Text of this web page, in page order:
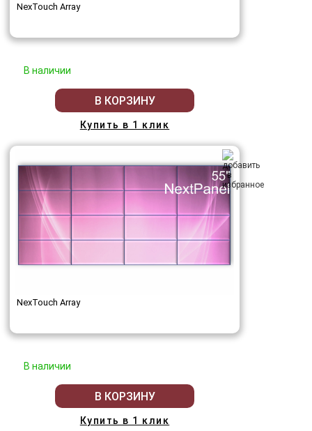
NexTouch Array
В наличии
В КОРЗИНУ
Купить в 1 клик
NexTouch Array
В наличии
В КОРЗИНУ
Купить в 1 клик